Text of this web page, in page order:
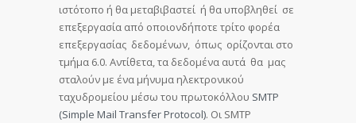
ιστότοπο ή θα μεταβιβαστεί ή θα υποβληθεί σε
επεξεργασία από οποιονδήποτε τρίτο φορέα
επεξεργασίας δεδομένων, όπως ορίζονται στο
τμήμα 6.0. Αντίθετα, τα δεδομένα αυτά θα μας
σταλούν με ένα μήνυμα ηλεκτρονικού
ταχυδρομείου μέσω του πρωτοκόλλου SMTP
(Simple Mail Transfer Protocol). Οι SMTP